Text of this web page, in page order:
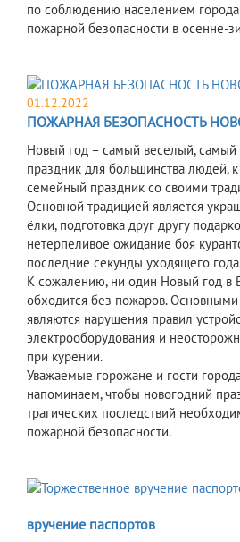
по соблюдению населением города
пожарной безопасности в осенне-
01.12.2022
ПОЖАРНАЯ БЕЗОПАСНОСТЬ
Новый год – самый веселый,
праздник для большинства людей,
семейный праздник со своими
Основной традицией является
ёлки, подготовка друг другу
нетерпеливое ожидание боя
последние секунды уходящего
К сожалению, ни один Новый год в
обходится без пожаров.
являются нарушения правил
электрооборудования и
при курении.
Уважаемые горожане и гости
напоминаем, чтобы новогодний
трагических последствий
пожарной безопасности.
вручение паспортов